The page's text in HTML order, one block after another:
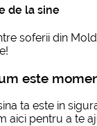
de la sine
soferii din
este
ta este in
aici pentru a te